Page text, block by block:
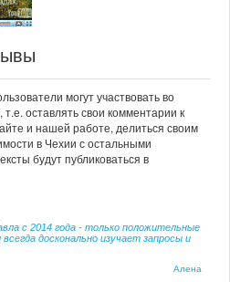
могут участвовать во
оставлять свои комментарии к
и нашей работе, делиться своим
в Чехии с остальными
будут публиковаться в
с 2014 года - только положительные
досконально изучает запросы и
Алена